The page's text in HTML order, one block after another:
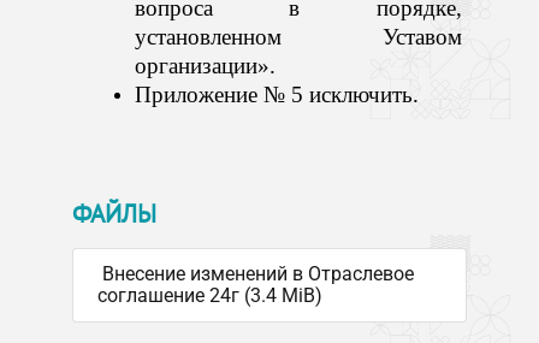
вопроса в порядке,
установленном Уставом
организации».
Приложение № 5 исключить.
ФАЙЛЫ
Внесение изменений в Отраслевое
соглашение 24г (3.4 MiB)